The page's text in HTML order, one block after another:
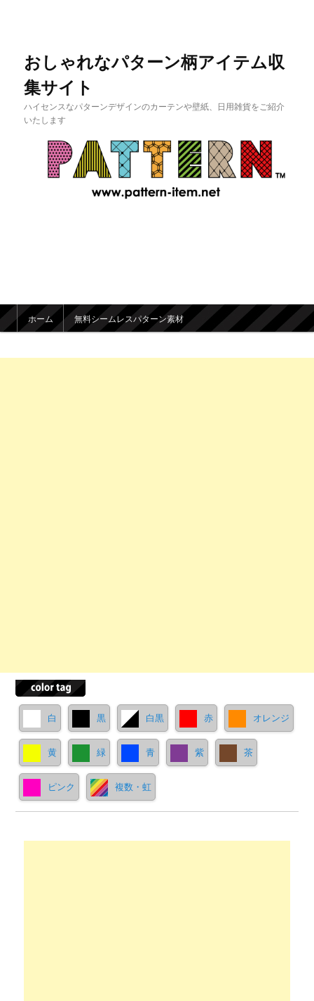
おしゃれなパターン柄アイテム収
集サイト
ハイセンスなパターンデザインのカーテンや壁紙、日用雑貨をご紹介
いたします
メインメニュー
メインコンテンツへ移動
サブコンテンツへ移動
ホーム 無料シームレスパターン素材
白 黒 白黒 赤 オレンジ
黄 緑 青 紫 茶
ピンク 複数・虹